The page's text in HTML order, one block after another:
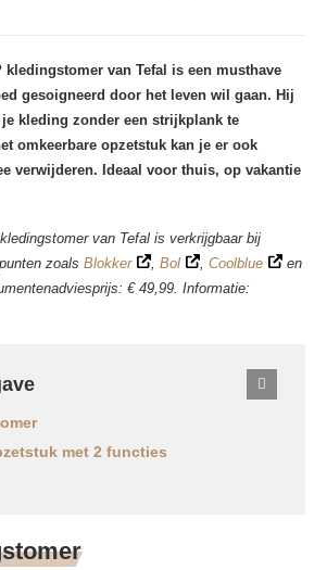
kledingstomer van Tefal is een musthave
gesoigneerd door het leven wil gaan. Hij
kleding zonder een strijkplank te
omkeerbare opzetstuk kan je er ook
verwijderen. Ideaal voor thuis, op vakantie
van Tefal is verkrijgbaar bij
zoals Blokker , Bol , Coolblue
en
€ 49,99. Informatie:
met 2 functies